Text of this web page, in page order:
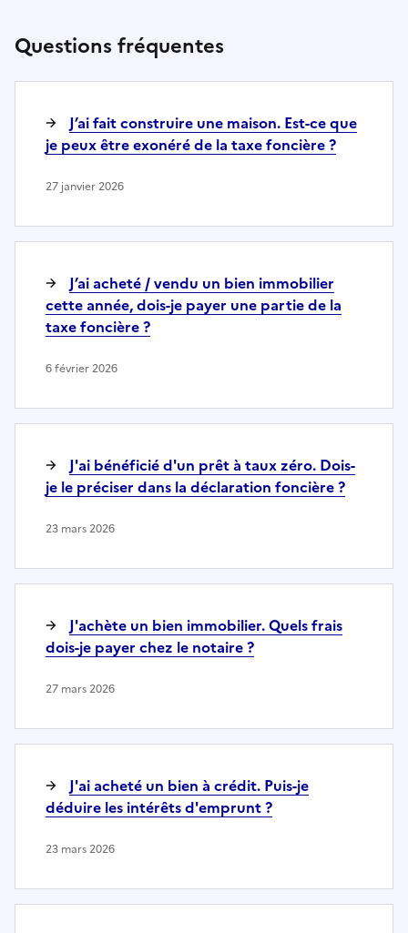
Questions fréquentes
J’ai fait construire une maison. Est-ce que
je peux être exonéré de la taxe foncière ?
27 janvier 2026
J’ai acheté / vendu un bien immobilier
cette année, dois-je payer une partie de la
taxe foncière ?
6 février 2026
J'ai bénéficié d'un prêt à taux zéro. Dois-
je le préciser dans la déclaration foncière ?
23 mars 2026
J'achète un bien immobilier. Quels frais
dois-je payer chez le notaire ?
27 mars 2026
J'ai acheté un bien à crédit. Puis-je
déduire les intérêts d'emprunt ?
23 mars 2026